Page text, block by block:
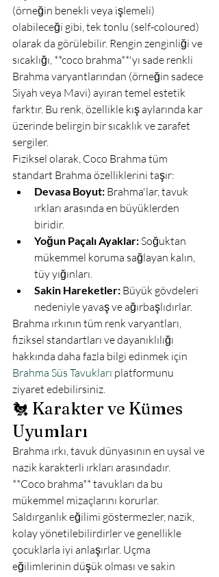
(örneğin benekli veya işlemeli)
olabileceği gibi, tek tonlu (self-coloured)
olarak da görülebilir. Rengin zenginliği ve
sıcaklığı, **coco brahma**'yı sade renkli
Brahma varyantlarından (örneğin sadece
Siyah veya Mavi) ayıran temel estetik
farktır. Bu renk, özellikle kış aylarında kar
üzerinde belirgin bir sıcaklık ve zarafet
sergiler.
Fiziksel olarak, Coco Brahma tüm
standart Brahma özelliklerini taşır:
Devasa Boyut: Brahma'lar, tavuk
ırkları arasında en büyüklerden
biridir.
Yoğun Paçalı Ayaklar: Soğuktan
mükemmel koruma sağlayan kalın,
tüy yığınları.
Sakin Hareketler: Büyük gövdeleri
nedeniyle yavaş ve ağırbaşlıdırlar.
Brahma ırkının tüm renk varyantları,
fiziksel standartları ve dayanıklılığı
hakkında daha fazla bilgi edinmek için
Brahma Süs Tavukları platformunu
ziyaret edebilirsiniz.
🐔 Karakter ve Kümes
Uyumları
Brahma ırkı, tavuk dünyasının en uysal ve
nazik karakterli ırkları arasındadır.
**Coco brahma** tavukları da bu
mükemmel mizaçlarını korurlar.
Saldırganlık eğilimi göstermezler, nazik,
kolay yönetilebilirdirler ve genellikle
çocuklarla iyi anlaşırlar. Uçma
eğilimlerinin düşük olması ve sakin